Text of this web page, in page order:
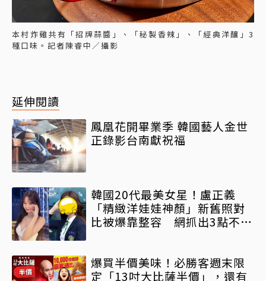
本村炸雞共有「招牌蒜醬」、「秘製香辣」、「經典洋釀」3
種口味。記者陳睿中／攝影
延伸閱讀
鳳凰花開畢業季 韓國藝人金世
正錄影台南獻祝福
韓國20代最美女星！盧正義
「精緻洋娃娃神顏」新舊照對
比被爆靠整容 網抓出3點不一
爆買半價美味！必勝客週末限
定「13吋大比薩半價」，還有